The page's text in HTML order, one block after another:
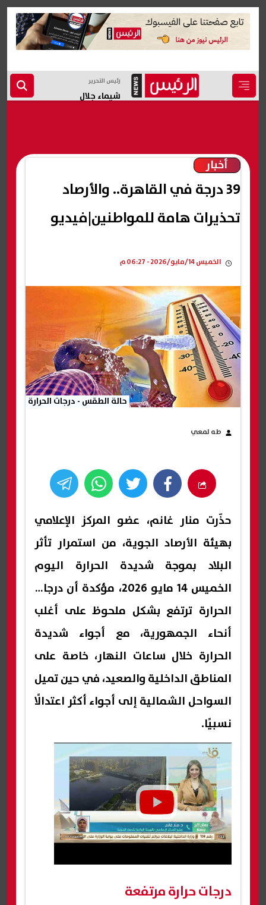
رئيس التحرير
شيماء جلال
أخبار
39 درجة في القاهرة.. والأرصاد
تحذيرات هامة للمواطنين|فيديو
الخميس 14/مايو/2026 - 06:27 م
حالة الطقس - درجات الحرارة
طه لمعي
حذّرت منار غانم، عضو المركز الإعلامي
بهيئة الأرصاد الجوية، من استمرار تأثر
البلاد بموجة شديدة الحرارة اليوم
الخميس 14 مايو 2026، مؤكدة أن درجات
الحرارة ترتفع بشكل ملحوظ على أغلب
أنحاء الجمهورية، مع أجواء شديدة
الحرارة خلال ساعات النهار، خاصة على
المناطق الداخلية والصعيد، في حين تميل
السواحل الشمالية إلى أجواء أكثر اعتدالًا
نسبيًا.
درجات حرارة مرتفعة